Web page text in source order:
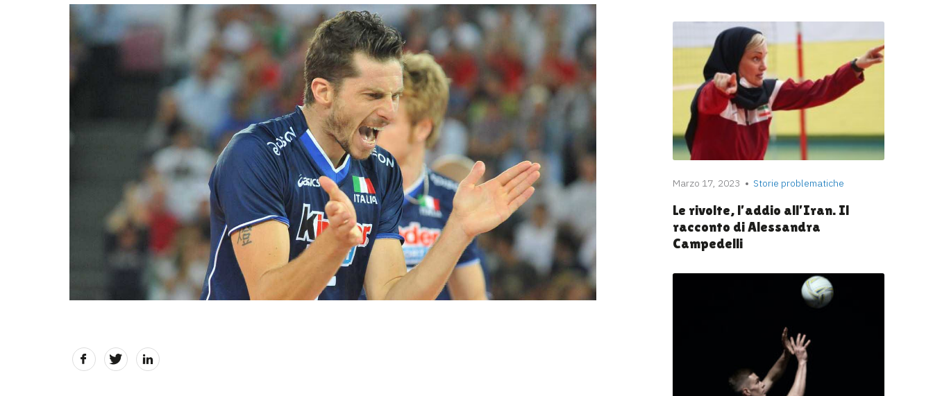
Marzo 17, 2023 Storie problematiche
Le rivolte, l’addio all’Iran. Il
racconto di Alessandra
Campedelli